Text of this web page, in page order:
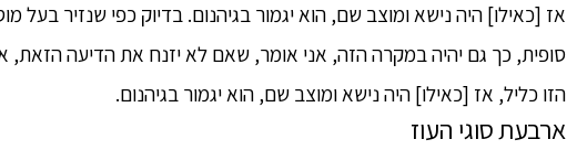
אז [כאילו] היה נישא ומוצב שם, הוא יגמור בגיהנום. בדיוק כפי שנזיר בעל
סופית, כך גם יהיה במקרה הזה, אני אומר, שאם לא יזנח את הדיעה
הזו כליל, אז [כאילו] היה נישא ומוצב שם, הוא יגמור בגיהנום.
ארבעת סוגי העוז